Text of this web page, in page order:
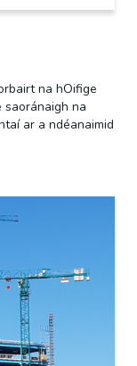
na hOifige
saoránaigh na
ar a ndéanaimid